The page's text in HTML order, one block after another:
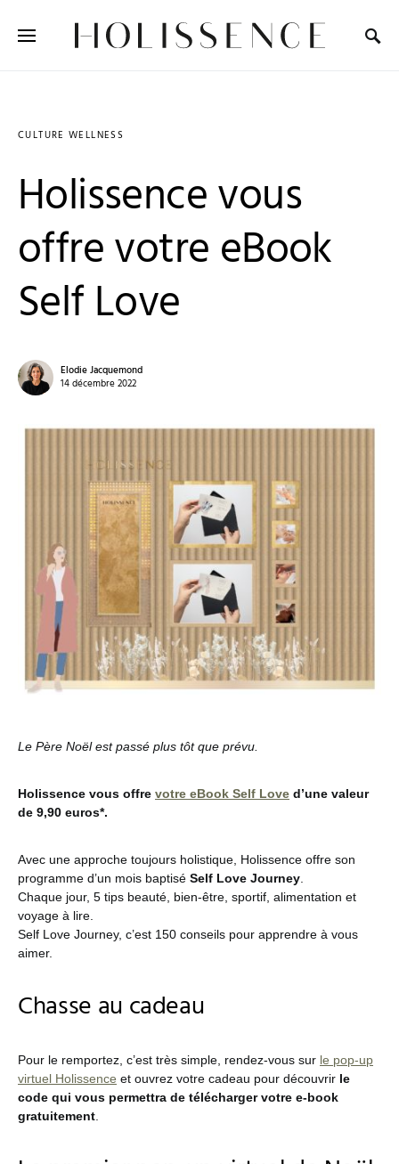
CULTURE WELLNESS
Holissence vous
offre votre eBook
Self Love
Elodie Jacquemond
14 décembre 2022
Le Père Noël est passé plus tôt que prévu.
Holissence vous offre votre eBook Self Love d’une valeur
de 9,90 euros*.
Avec une approche toujours holistique, Holissence offre son
programme d’un mois baptisé Self Love Journey
Chaque jour, 5 tips beauté, bien-être, sportif, alimentation et
voyage à lire.
Self Love Journey, c’est 150 conseils pour apprendre à vous
aimer.
Chasse au cadeau
Pour le remportez, c’est très simple, rendez-vous sur le pop-up
virtuel Holissence et ouvrez votre cadeau pour découvrir le
code qui vous permettra de télécharger votre e-book
gratuitement